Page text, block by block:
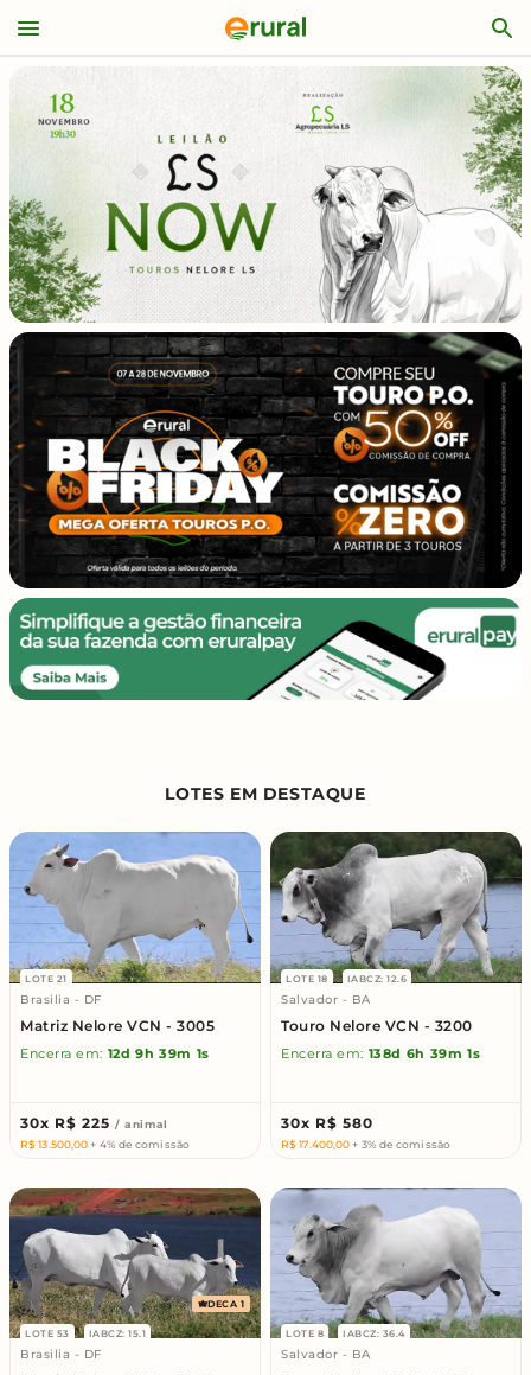
LOTES EM DESTAQUE
LOTE 21
Brasilia - DF
Matriz Nelore VCN - 3005
Encerra em: 12d 9h 39m 0s
30x R$ 225 / animal
R$ 13.500,00+ 4% de comissão
LOTE 18 IABCZ: 12.6
Salvador - BA
Touro Nelore VCN - 3200
Encerra em: 138d 6h 39m 0s
30x R$ 580
R$ 17.400,00+ 3% de comissão
LOTE 53 IABCZ: 15.1
DECA 1
Brasilia - DF
LOTE 8 IABCZ: 36.4
Salvador - BA